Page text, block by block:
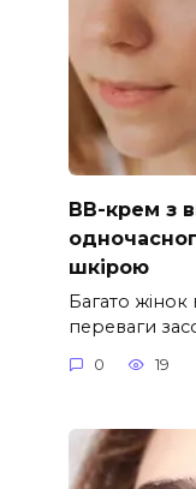
ВВ-крем з
шкірою
Багато жінок
переваги
0 19